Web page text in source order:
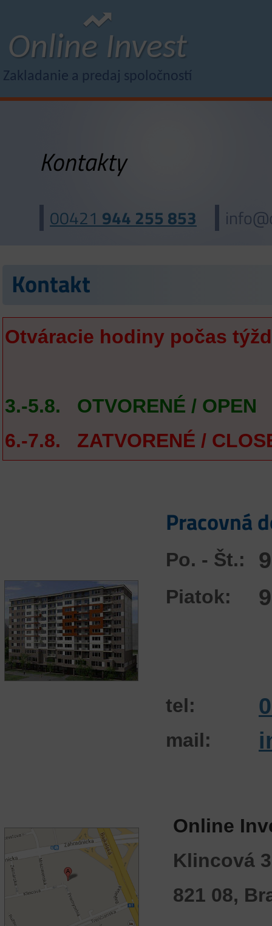
Online Invest
Zakladanie a predaj spoločností
Kontakty
00421 944 255 853
Kontakt
Otváracie hodiny počas
3.-5.8. OTVORENÉ / OPEN
6.-7.8. ZATVORENÉ /
Pracovná
Po. - Št.:
Piatok:
tel:
mail:
Online
Klincová
821 08,